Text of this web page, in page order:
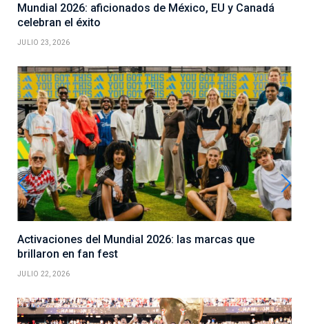
Mundial 2026: aficionados de México, EU y Canadá
celebran el éxito
JULIO 23, 2026
Activaciones del Mundial 2026: las marcas que
brillaron en fan fest
JULIO 22, 2026